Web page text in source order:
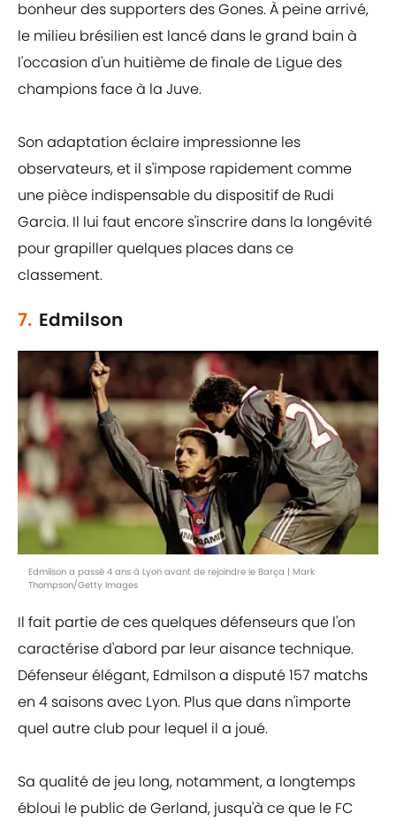
bonheur des supporters des Gones. À peine arrivé,
le milieu brésilien est lancé dans le grand bain à
l'occasion d'un huitième de finale de Ligue des
champions face à la Juve.
Son adaptation éclaire impressionne les
observateurs, et il s'impose rapidement comme
une pièce indispensable du dispositif de Rudi
Garcia. Il lui faut encore s'inscrire dans la longévité
pour grapiller quelques places dans ce
classement.
7. Edmilson
Edmilson a passé 4 ans à Lyon avant de rejoindre le Barça | Mark
Thompson/Getty Images
Il fait partie de ces quelques défenseurs que l'on
caractérise d'abord par leur aisance technique.
Défenseur élégant, Edmilson a disputé 157 matchs
en 4 saisons avec Lyon. Plus que dans n'importe
quel autre club pour lequel il a joué.
Sa qualité de jeu long, notamment, a longtemps
ébloui le public de Gerland, jusqu'à ce que le FC